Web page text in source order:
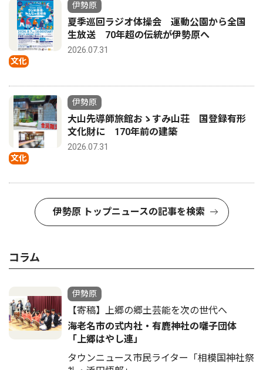
文化
伊勢原
夏季巡回ラジオ体操会 運動公園から全国
生放送 70年超の伝統が伊勢原へ
2026.07.31
文化
伊勢原
大山先導師旅館おゝすみ山荘 国登録有形
文化財に 170年前の建築
2026.07.31
伊勢原 トップニュースの記事を検索
コラム
伊勢原
【寄稿】上郷の郷土芸能を次の世代へ
海老名市の式内社・有鹿神社の囃子団体
「上郷はやし連」
タウンニュース市民ライター「相模国神社祭